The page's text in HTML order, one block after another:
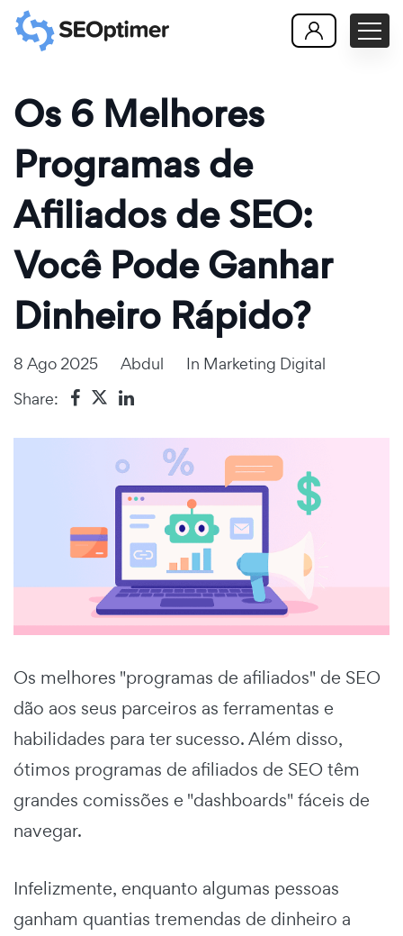
Os 6 Melhores
Programas de
Afiliados de SEO:
Você Pode Ganhar
Dinheiro Rápido?
8 Ago 2025 Abdul In Marketing Digital
Share:
Os melhores "programas de afiliados" de SEO
dão aos seus parceiros as ferramentas e
habilidades para ter sucesso. Além disso,
ótimos programas de afiliados de SEO têm
grandes comissões e "dashboards" fáceis de
navegar.
Infelizmente, enquanto algumas pessoas
ganham quantias tremendas de dinheiro a